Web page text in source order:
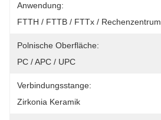
Anwendung:
FTTH / FTTB / FTTx / Rechenzentrum
Polnische Oberfläche:
PC / APC / UPC
Verbindungsstange:
Zirkonia Keramik